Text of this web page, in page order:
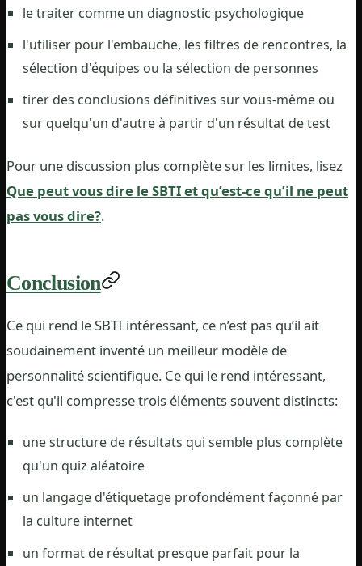
le traiter comme un diagnostic psychologique
l'utiliser pour l'embauche, les filtres de rencontres, la
sélection d'équipes ou la sélection de personnes
tirer des conclusions définitives sur vous-même ou
sur quelqu'un d'autre à partir d'un résultat de test
Pour une discussion plus complète sur les limites, lisez
Que peut vous dire le SBTI et qu’est-ce qu’il ne peut
pas vous dire?.
Conclusion
Ce qui rend le SBTI intéressant, ce n’est pas qu’il ait
soudainement inventé un meilleur modèle de
personnalité scientifique. Ce qui le rend intéressant,
c'est qu'il compresse trois éléments souvent distincts:
une structure de résultats qui semble plus complète
qu'un quiz aléatoire
un langage d'étiquetage profondément façonné par
la culture internet
un format de résultat presque parfait pour la